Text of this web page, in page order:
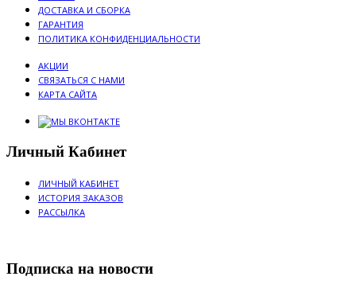
ДОСТАВКА И СБОРКА
ГАРАНТИЯ
ПОЛИТИКА КОНФИДЕНЦИАЛЬНОСТИ
АКЦИИ
СВЯЗАТЬСЯ С НАМИ
КАРТА САЙТА
Личный Кабинет
ЛИЧНЫЙ КАБИНЕТ
ИСТОРИЯ ЗАКАЗОВ
РАССЫЛКА
Подписка на новости